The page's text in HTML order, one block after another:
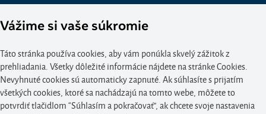
Vážime si vaše súkromie
Táto stránka používa cookies, aby vám ponúkla skvelý zážitok z
prehliadania. Všetky dôležité informácie nájdete na stránke Cookies.
Nevyhnuté cookies sú automaticky zapnuté. Ak súhlasíte s prijatím
všetkých cookies, ktoré sa nachádzajú na tomto webe, môžete to
potvrdiť tlačidlom “Súhlasím a pokračovať", ak chcete svoje nastavenia